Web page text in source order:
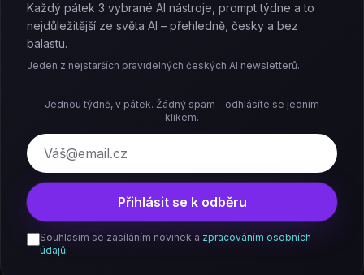
Každý pátek 3 vybrané AI nástroje, prompt týdne a to
nejdůležitější ze světa AI – přehledně, česky a bez
balastu.
Jeden z nejstarších pravidelných českých AI newsletterů.
Jednou týdně, v pátek. Žádný spam – odhlásíte se jedním
klikem.
E-mail
Přihlásit se k odběru
Souhlasím se zasíláním novinek a zpracováním osobních
údajů.